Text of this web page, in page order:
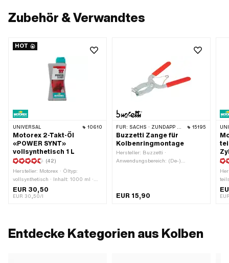
Zubehör & Verwandtes
HOT
UNIVERSAL 10610
Motorex 2-Takt-Öl
«POWER SYNT»
vollsynthetisch 1 L
(42)
Hersteller: Motorex · Öltyp:
vollsynthetisch · Inhalt: 1000 ml ·
Farbe: rot
EUR 30,50
EUR 30,50/l
FÜR: SACHS · ZÜNDAPP BELMONDO · SOLEX · TOMOS · BYE BIKE · ALPA CHOPPER / TURBO · CILO · DKW · FANTIC · GARELLI · HONDA · HERCULES · ILO / JLO · KREIDLER · MALAGUTI · MBK / MOTOBÉCANE · MIELE · SUZUKI · MONARK · PEUGEOT · VICTORIA · YAMAHA · ZÜNDAPP · FRANCO MORINI 15195
Buzzetti Zange für
Kolbenringmontage
Hersteller: Buzzetti ·
Anwendungsbereich: (De-)
EUR 15,90
Entdecke Kategorien aus Kolben